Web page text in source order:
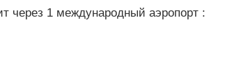
через 1 международный аэропорт :